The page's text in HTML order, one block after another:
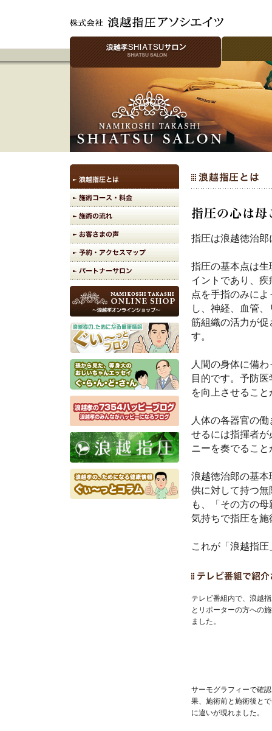
指圧は浪越徳治
指圧の基本点は
イントであり、
点を手指のみに
し、神経、血管
筋組織の活力が
す。
人間の身体に備
目的です。予防
を向上させるこ
人体の各器官の
せるには指揮者
ニーを奏でるこ
浪越徳治郎の基
供に対して持つ
も、「その方の
気持ちで指圧を施
これが「浪越指
テレビ番組内で、浪越
とリポーターの方への
ました。
サーモグラフィーで確
果、施術前と施術後と
に違いが現れました。